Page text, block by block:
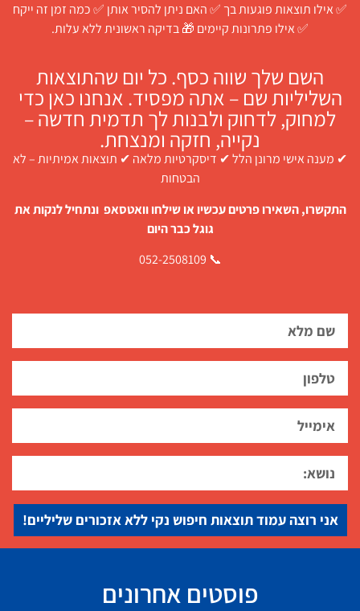
✅ אילו תוצאות פוגעות בך ✅ האם ניתן להסיר אותן ✅ כמה זמן זה ייקח
✅ אילו פתרונות קיימים 🎁 בדיקה ראשונית ללא עלות.
השם שלך שווה כסף. כל יום שהתוצאות
השליליות שם – אתה מפסיד. אנחנו כאן כדי
למחוק, לדחוק ולבנות לך תדמית חדשה –
נקייה, חזקה ומנצחת.
✔ מענה אישי מרונן הלל ✔ דיסקרטיות מלאה ✔ תוצאות אמיתיות – לא
הבטחות
התקשרו, השאירו פרטים עכשיו או שילחו וואטסאפ ונתחיל לנקות את
גוגל כבר היום
📞 052-2508109
אני רוצה עמוד תוצאות חיפוש נקי ללא אזכורים שליליים!
פוסטים אחרונים